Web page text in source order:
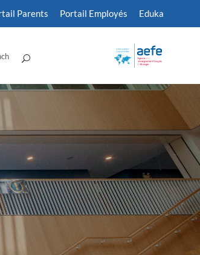
Parents Portail Employés Eduka